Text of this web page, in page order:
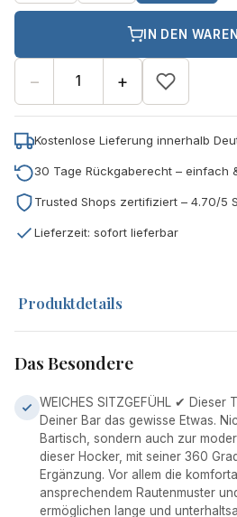
− +
IN DEN
Kostenlose Lieferung innerhalb
30 Tage Rückgaberecht – einfach
Trusted Shops zertifiziert – 4.70/5
Lieferzeit: sofort lieferbar
Produktdetails
Das Besondere
WEICHES SITZGEFÜHL ✔ Dieser
Deiner Bar das gewisse Etwas.
Bartisch, sondern auch zur
dieser Hocker, mit seiner 360
Ergänzung. Vor allem die
ansprechendem Rautenmuster
ermöglichen lange und